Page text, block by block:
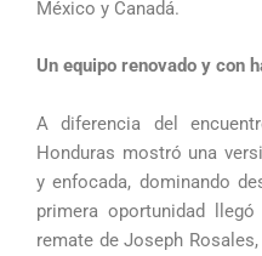
México y Canadá.
Un equipo renovado y con
A diferencia del
Honduras mostró una
y enfocada, dominando
primera oportunidad
remate de Joseph